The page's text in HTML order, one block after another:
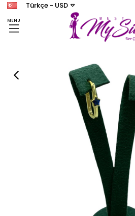
MENU
Türkçe - USD
Kadın Gümüş Yıldızlı Küpe